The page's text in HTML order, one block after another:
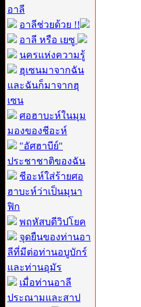
อาลี
อาลีช่วยด้วย !!
อาลี หรือ เยซู
นครแห่งความรู้
ฮุเซนมาจากฉัน
และฉันก็มาจากฮุ
เซน
ศอฮาบะห์ในมุม
มองของชีอะห์
"อัศฮาบีย์"
ประชาชาติของฉัน
ชีอะห์ใส่ร้ายศอ
ฮาบะห์ว่าเป็นมุนา
ฟิก
พฤหัสบดีวิปโยค
จุดยืนของท่านอา
ลีที่มีต่อท่านอบูบักร์
และท่านอุมัร
เมื่อท่านอาลี
ประณามและสาป